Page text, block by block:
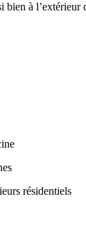
bien à l’extérieur
résidentiels